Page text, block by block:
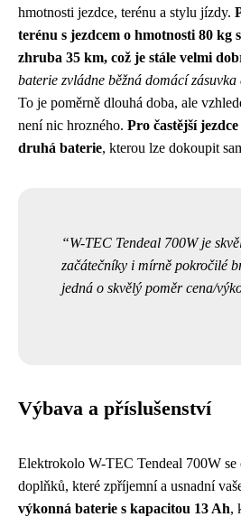
hmotnosti jezdce, terénu a stylu jízdy.
terénu s jezdcem o hmotnosti 80 kg
zhruba 35 km, což je stále velmi
baterie zvládne běžná domácí
To je poměrně dlouhá doba, ale
není nic hrozného. Pro častější
druhá baterie, kterou lze dokoupit
W-TEC Tendeal 700W je
začátečníky i mírně pokročilé
jedná o skvělý poměr cena/
Výbava a příslušenství
Elektrokolo W-TEC Tendeal 700W se
doplňků, které zpříjemní a usnadní
výkonná baterie s kapacitou 13 Ah,